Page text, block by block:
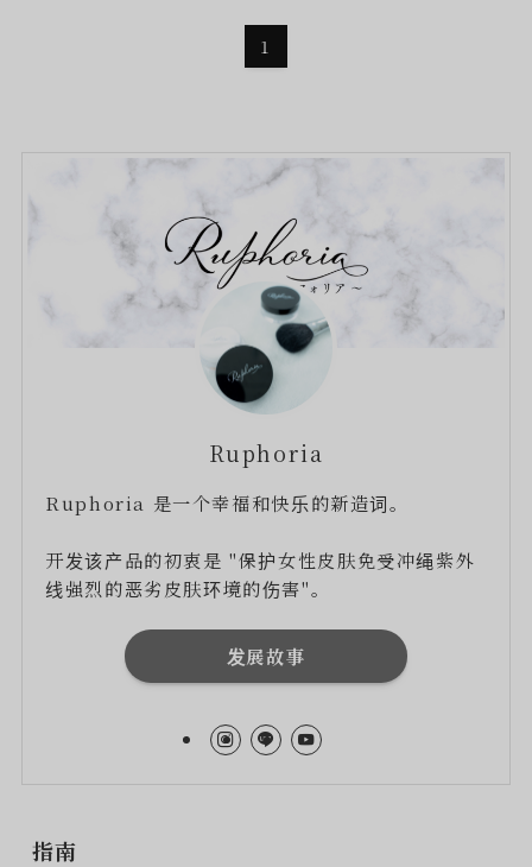
1
Ruphoria
Ruphoria 是一个幸福和快乐的新造词。
开发该产品的初衷是 "保护女性皮肤免受冲绳紫外
线强烈的恶劣皮肤环境的伤害"。
发展故事
指南